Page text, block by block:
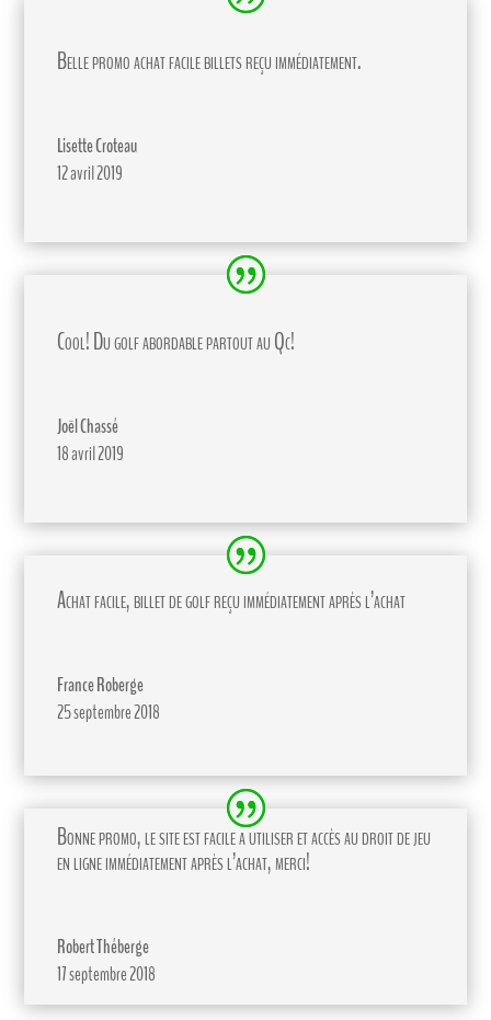
Belle promo achat facile billets reçu immédiatement.
Lisette Croteau
12 avril 2019
Cool! Du golf abordable partout au Qc!
Joël Chassé
18 avril 2019
Achat facile, billet de golf reçu immédiatement après l’achat
France Roberge
25 septembre 2018
Bonne promo, le site est facile a utiliser et accès au droit de jeu
en ligne immédiatement après l’achat, merci!
Robert Théberge
17 septembre 2018